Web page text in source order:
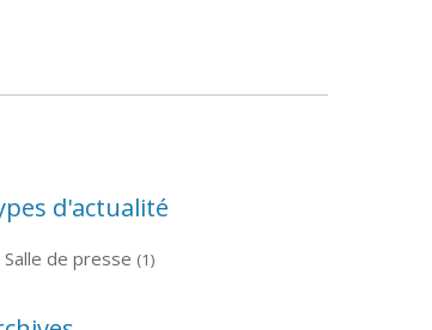
d'actualité
Salle de presse (1)